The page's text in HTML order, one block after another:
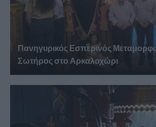
Πανηγυρικός Εσπερινός
Σωτήρος στο Αρκαλοχώρι